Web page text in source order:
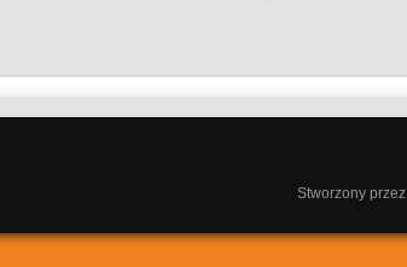
Stworzony przez